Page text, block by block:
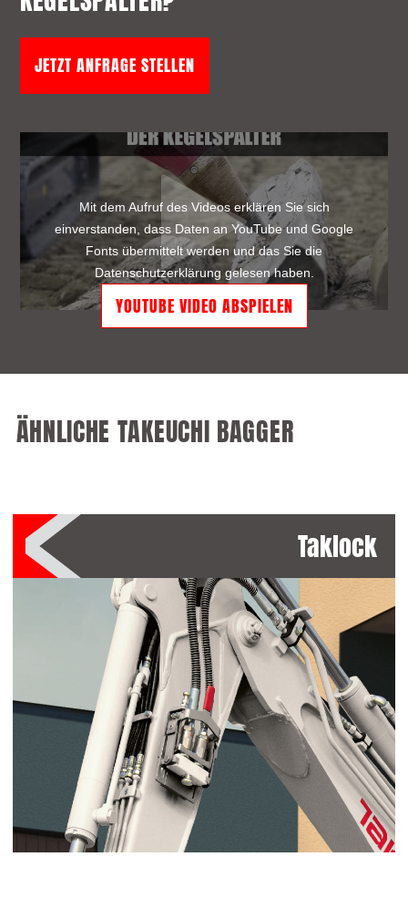
JETZT ANFRAGE STELLEN
Mit dem Aufruf des Videos erklären Sie sich
einverstanden, dass Daten an YouTube und Google
Fonts übermittelt werden und das Sie die
Datenschutzerklärung gelesen haben.
ÄHNLICHE TAKEUCHI BAGGER
Taklock